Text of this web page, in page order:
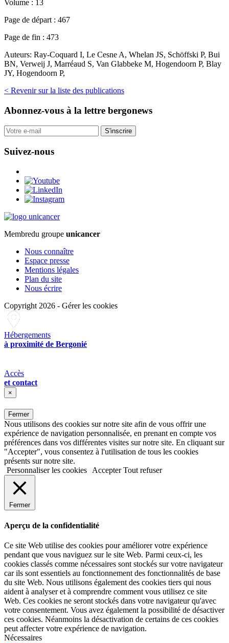
Volume : 13
Page de départ : 467
Page de fin : 473
Auteurs: Ray-Coquard I, Le Cesne A, Whelan JS, Schöffski P, Bui
BN, Verweij J, Marréaud S, Van Glabbeke M, Hogendoorn P, Blay
JY, Hogendoorn P,
< Revenir sur la liste des publications
Abonnez-vous à la lettre bergonews
S'inscrire
Suivez-nous
Membredu groupe unicancer
Nous connaître
Espace presse
Mentions légales
Plan du site
Nous écrire
Copyright 2026 - Gérer les cookies
Hébergements
à proximité de Bergonié
Accès
et contact
×
Fermer
Nous utilisons des cookies sur notre site afin de vous offrir une
expérience de navigation personnalisée, en prenant en compte vos
préférences dans vos différentes visites sur notre site. En cliquant sur
"Accepter", vous consentez à l'utilisation de tous les cookies
présents sur notre site.
Personnaliser les cookies
Accepter Tout refuser
Fermer
Aperçu de la confidentialité
Ce site Web utilise des cookies pour améliorer votre expérience
pendant que vous naviguez sur le site Web. Parmi ceux-ci, les
cookies classés comme nécessaires sont stockés sur votre navigateur
car ils sont essentiels au fonctionnement des fonctionnalités de base
du site Web. Nous utilisons également des cookies tiers qui nous
aident à analyser et à comprendre comment vous utilisez ce site
Web. Ces cookies ne seront stockés dans votre navigateur qu'avec
votre consentement. Vous avez également la possibilité de désactiver
ces cookies. Néanmoins la désactivation de certains de ces cookies
peut affecter votre expérience de navigation.
Nécessaires